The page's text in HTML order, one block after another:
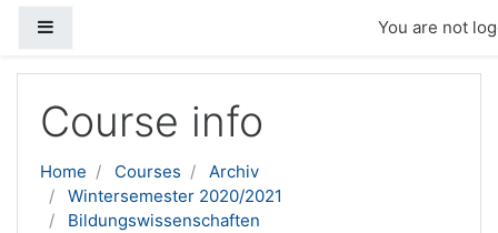
You are not
Course info
Home Courses
Archiv
Wintersemester 2020/2021
Bildungswissenschaften